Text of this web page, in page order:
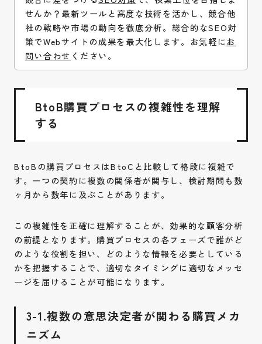
せんか？最新ツールと高度な技術を活かし、競合他
社の戦略や市場の動向を徹底分析。総合的なSEO対
策でWebサイトの成果を最大化します。お気軽にお
問い合わせ ください。
BtoB購買プロセスの複雑性を理解
する
BtoBの購買プロセスはBtoCと比較して格段に複雑で
す。一つの契約に複数の関係者が関与し、検討期間も数
ヶ月から数年に及ぶことがあります。
この複雑性を正確に理解することが、効果的な顧客分析
の前提となります。購買プロセスの各フェーズで誰がど
のような役割を担い、どのような情報を必要としている
かを把握することで、適切なタイミングに適切なメッセ
ージを届けることが可能になります。
3-1.複数の意思決定者が関わる購買メカ
ニズム